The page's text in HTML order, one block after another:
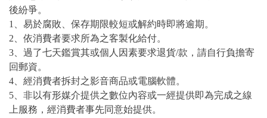
後紛爭。
1、易於腐敗、保存期限較短或解約時即將逾期。
2、依消費者要求所為之客製化給付。
3、過了七天鑑賞其或個人因素要求退貨/款，請自行負擔寄
回郵資。
4、經消費者拆封之影音商品或電腦軟體。
5、非以有形媒介提供之數位內容或一經提供即為完成之線
上服務，經消費者事先同意始提供。